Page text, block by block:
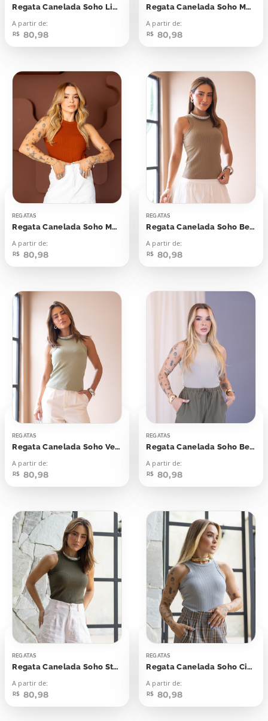
Regata Canelada Soho Lime Cream
A partir de:
R$ 80,98
Regata Canelada Soho Marrom Cynnamom
A partir de:
R$ 80,98
REGATAS
Regata Canelada Soho Marrom Ochre
A partir de:
R$ 80,98
REGATAS
Regata Canelada Soho Bege Aged
A partir de:
R$ 80,98
REGATAS
Regata Canelada Soho Verde Folha Seca
A partir de:
R$ 80,98
REGATAS
Regata Canelada Soho Bege Naturally
A partir de:
R$ 80,98
REGATAS
Regata Canelada Soho Stone Green
A partir de:
R$ 80,98
REGATAS
Regata Canelada Soho Cinza Gray
A partir de:
R$ 80,98